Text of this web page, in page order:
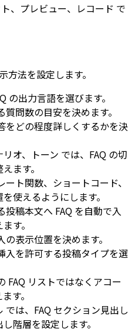
、 プレビュー、 レコード で
方法を設定します。
の出力言語を選びます。
問数の目安を決めます。
をどの程度詳しくするかを決
リオ、 トーン では、FAQ の切
ます。
ート関数、ショートコード、
使えるようにします。
投稿本文へ FAQ を自動で入
す。
表示位置を決めます。
入を許可する投稿タイプを選
FAQ リストではなくアコー
す。
では、FAQ セクション見出し
階層を設定します。